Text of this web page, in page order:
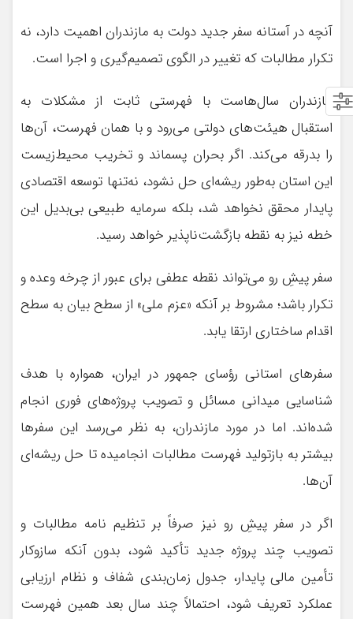
آنچه در آستانه سفر جدید دولت به مازندران اهمیت دارد، نه
تکرار مطالبات که تغییر در الگوی تصمیم‌گیری و اجرا است.
مازندران سال‌هاست با فهرستی ثابت از مشکلات به
استقبال هیئت‌های دولتی می‌رود و با همان فهرست، آن‌ها
را بدرقه می‌کند. اگر بحران پسماند و تخریب محیط‌زیست
این استان به‌طور ریشه‌ای حل نشود، نه‌تنها توسعه اقتصادی
پایدار محقق نخواهد شد، بلکه سرمایه طبیعی بی‌بدیل این
خطه نیز به نقطه بازگشت‌ناپذیر خواهد رسید.
سفر پیشِ رو می‌تواند نقطه عطفی برای عبور از چرخه وعده و
تکرار باشد؛ مشروط بر آنکه «عزم ملی» از سطح بیان به سطح
اقدام ساختاری ارتقا یابد.
سفرهای استانی رؤسای جمهور در ایران، همواره با هدف
شناسایی میدانی مسائل و تصویب پروژه‌های فوری انجام
شده‌اند. اما در مورد مازندران، به نظر می‌رسد این سفرها
بیشتر به بازتولید فهرست مطالبات انجامیده تا حل ریشه‌ای
آن‌ها.
اگر در سفر پیشِ رو نیز صرفاً بر تنظیم نامه مطالبات و
تصویب چند پروژه جدید تأکید شود، بدون آنکه سازوکار
تأمین مالی پایدار، جدول زمان‌بندی شفاف و نظام ارزیابی
عملکرد تعریف شود، احتمالاً چند سال بعد همین فهرست